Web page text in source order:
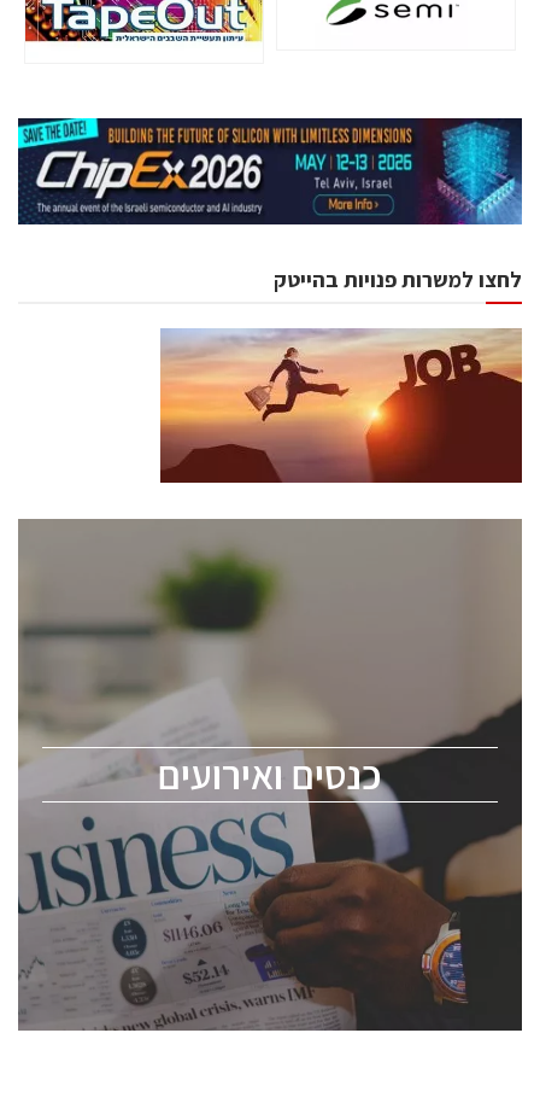
לחצו למשרות פנויות בהייטק
כנסים ואירועים
כנסים ואירועים
לכל העוסקים בתעשיית הסמיקונדקטור כולל מהנדסים,
ChipEx2026 will be held on May 12-13, 2026. The
conference is intended for everyone involved in the
semiconductor industry, including engineers,
professional experts, and senior executives.
לחץ לפרטים